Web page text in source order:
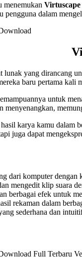
menemukan Virtuscape
dalam
yang dirancang
baru pertama kali
untuk
karya kamu
juga dapat
dari komputer dengan
mengedit klip suara
berbagai efek untuk
rekaman dalam
sederhana dan